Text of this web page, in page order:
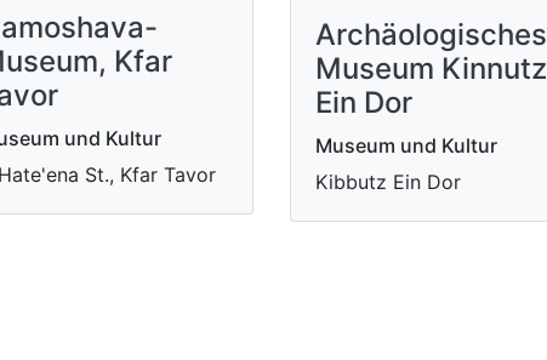
Kfar
und Kultur
St., Kfar Tavor
Archäologisches
Museum Kinnutz
Ein Dor
Museum und Kultur
Kibbutz Ein Dor